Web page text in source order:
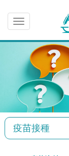
Toggle
navigation